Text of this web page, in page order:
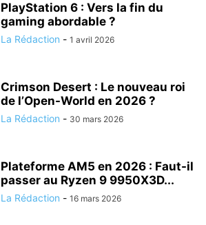
PlayStation 6 : Vers la fin du
gaming abordable ?
La Rédaction - 1 avril 2026
Crimson Desert : Le nouveau roi
de l’Open-World en 2026 ?
La Rédaction - 30 mars 2026
Plateforme AM5 en 2026 : Faut-il
passer au Ryzen 9 9950X3D...
La Rédaction - 16 mars 2026